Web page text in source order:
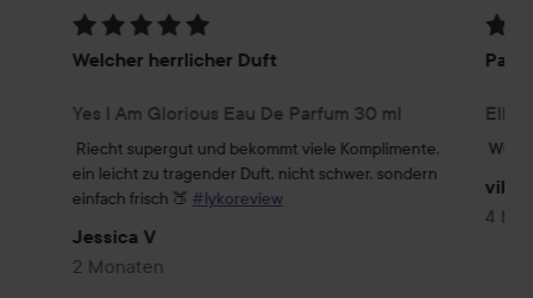
Bewertung: 5 von 5
Welcher herrlicher Duft
Yes I Am Glorious Eau De Parfum 30 ml
Riecht supergut und bekommt viele Komplimente,
ein leicht zu tragender Duft, nicht schwer, sondern
einfach frisch 🍑 #lykoreview
Jessica V
2 Monaten
Ella
4